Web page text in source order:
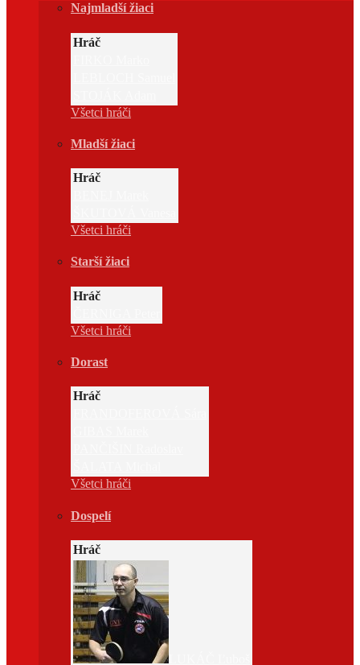
Najmladší žiaci
Hráč
Všetci hráči
Mladší žiaci
Hráč
Všetci hráči
Starší žiaci
Hráč
Všetci hráči
Dorast
Hráč
Všetci hráči
Dospelí
Hráč